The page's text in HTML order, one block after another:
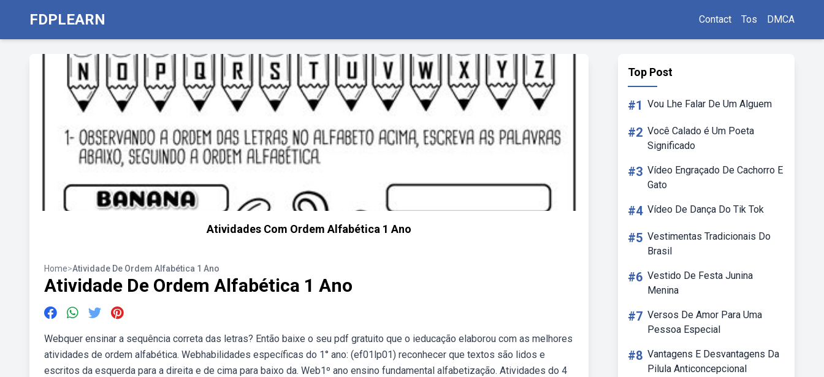
FDPLEARN Contact Tos DMCA
Atividades Com Ordem Alfabética 1 Ano
Home>Atividade De Ordem Alfabética 1 Ano
Atividade De Ordem Alfabética 1 Ano
Webquer ensinar a sequência correta das letras? Então baixe o seu pdf gratuito que o ieducação elaborou com as melhores
atividades de ordem alfabética. Webhabilidades específicas do 1° ano: (ef01lp01) reconhecer que textos são lidos e
escritos da esquerda para a direita e de cima para baixo da. Web1º ano ensino fundamental alfabetização. Atividades do 4
Top Post
#1 Vou Lhe Falar De Um Alguem
#2 Você Calado é Um Poeta
Significado
#3 Vídeo Engraçado De Cachorro E
Gato
#4 Vídeo De Dança Do Tik Tok
#5 Vestimentas Tradicionais Do
Brasil
#6 Vestido De Festa Junina
Menina
#7 Versos De Amor Para Uma
Pessoa Especial
#8 Vantagens E Desvantagens Da
Pilula Anticoncepcional